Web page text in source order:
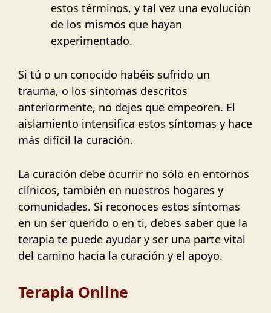
estos términos, y tal vez una evolución
de los mismos que hayan
experimentado.
Si tú o un conocido habéis sufrido un
trauma, o los síntomas descritos
anteriormente, no dejes que empeoren. El
aislamiento intensifica estos síntomas y hace
más difícil la curación.
La curación debe ocurrir no sólo en entornos
clínicos, también en nuestros hogares y
comunidades. Si reconoces estos síntomas
en un ser querido o en ti, debes saber que la
terapia te puede ayudar y ser una parte vital
del camino hacia la curación y el apoyo.
Terapia Online